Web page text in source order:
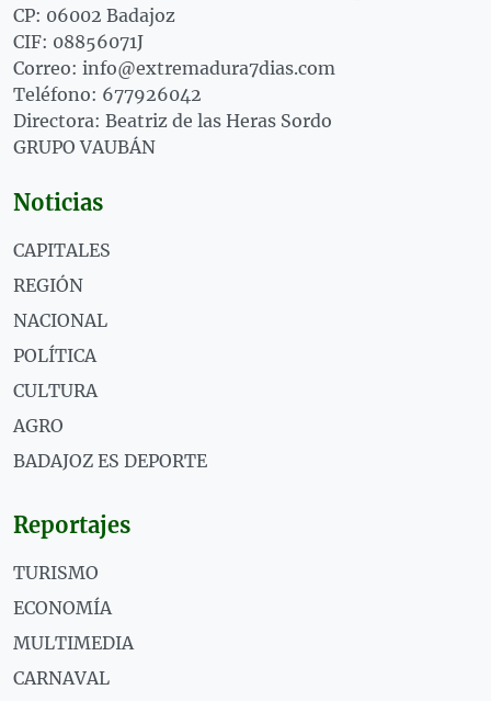
CP: 06002 Badajoz
CIF: 08856071J
Correo: info@extremadura7dias.com
Teléfono: 677926042
Directora: Beatriz de las Heras Sordo
GRUPO VAUBÁN
Noticias
CAPITALES
REGIÓN
NACIONAL
POLÍTICA
CULTURA
AGRO
BADAJOZ ES DEPORTE
Reportajes
TURISMO
ECONOMÍA
MULTIMEDIA
CARNAVAL